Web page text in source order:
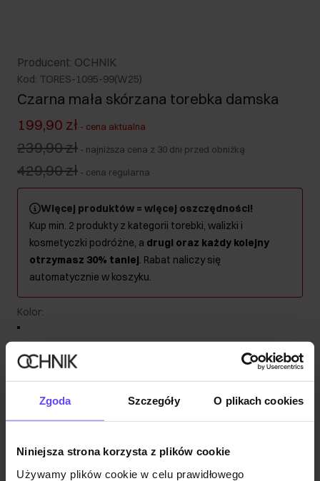
Zgoda Szczegóły O plikach cookies
Niniejsza strona korzysta z plików cookie
Używamy plików cookie w celu prawidłowego
Producent: OCHNIK
Kod: TORES-1095-99(W25)
Czarna mała skórzana torebka damska
199,90 zł - cena aktualna
239,90 zł - najniższa cena z 30 dni przed obniżką
429,90 zł - cena regularna
Więcej produktów = więcej oszczędności!
Kup min. 2 produkty z kategorii torebki, walizki i
kosmetyczki podróżne, a drugi oraz każdy kolejny
otrzymasz 30% taniej. Rabat naliczy się
automatycznie w koszyku.
Kolor:
Opis produktu
Szczegóły